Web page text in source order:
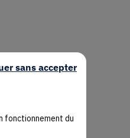
fonctionnement du
sans accepter